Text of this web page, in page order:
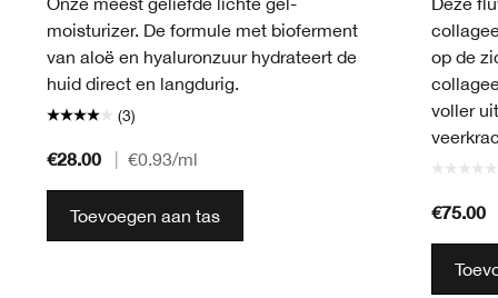
moisturizer. De formule met bioferment
van aloë en hyaluronzuur hydrateert de
huid direct en langdurig.
(3)
€28.00 €0.93/ml
Toevoegen aan tas
op de
voller
€75.00